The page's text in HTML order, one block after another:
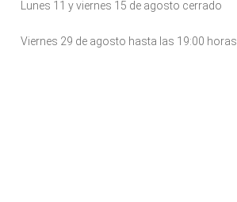
Lunes 11 y viernes 15 de agosto cerrado
Viernes 29 de agosto hasta las 19:00 horas.